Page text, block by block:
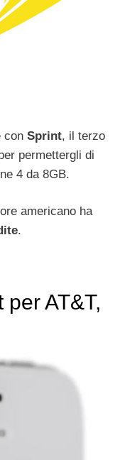
con Sprint, il terzo
permettergli di
4 da 8GB.
americano ha
.
AT&T,